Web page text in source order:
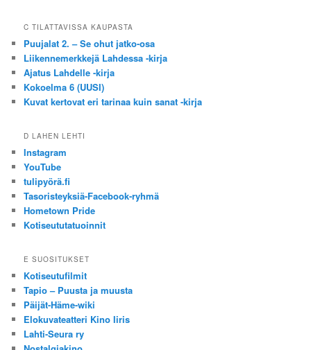
C TILATTAVISSA KAUPASTA
Puujalat 2. – Se ohut jatko-osa
Liikennemerkkejä Lahdessa -kirja
Ajatus Lahdelle -kirja
Kokoelma 6 (UUSI)
Kuvat kertovat eri tarinaa kuin sanat -kirja
D LAHEN LEHTI
Instagram
YouTube
tulipyörä.fi
Tasoristeyksiä-Facebook-ryhmä
Hometown Pride
Kotiseututatuoinnit
E SUOSITUKSET
Kotiseutufilmit
Tapio – Puusta ja muusta
Päijät-Häme-wiki
Elokuvateatteri Kino Iiris
Lahti-Seura ry